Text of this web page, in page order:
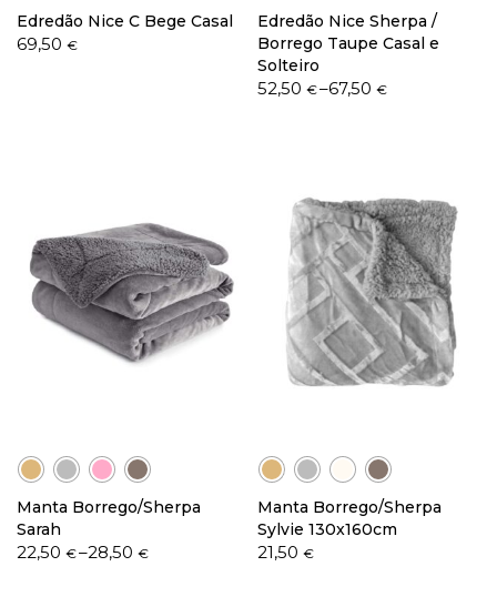
Edredão Nice C Bege Casal
69,50 €
Edredão Nice Sherpa /
Borrego Taupe Casal e
Solteiro
52,50 €–67,50 €
Price
Manta Borrego/Sherpa
Sarah
22,50 €–28,50€
Price
Manta Borrego/Sherpa
Sylvie 130x160cm
21,50 €